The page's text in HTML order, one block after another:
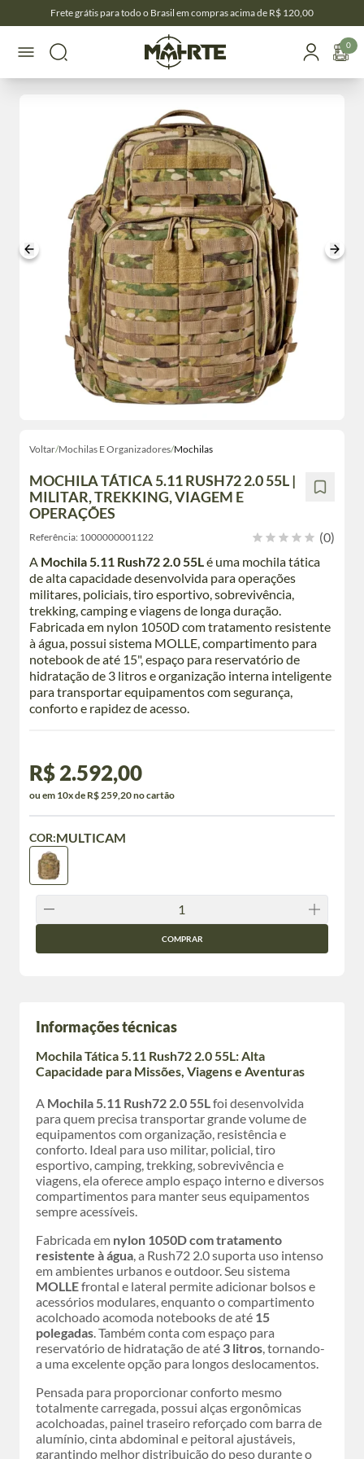
Frete grátis para todo o Brasil em compras acima de R$ 120,00
0
Voltar/Mochilas E Organizadores/Mochilas
MOCHILA TÁTICA 5.11 RUSH72 2.0 55L |
MILITAR, TREKKING, VIAGEM E
OPERAÇÕES
Referência: 1000000001122
(0)
A Mochila 5.11 Rush72 2.0 55Lé uma mochila tática
de alta capacidade desenvolvida para operações
militares, policiais, tiro esportivo, sobrevivência,
trekking, camping e viagens de longa duração.
Fabricada em nylon 1050D com tratamento resistente
à água, possui sistema MOLLE, compartimento para
notebook de até 15", espaço para reservatório de
hidratação de 3 litros e organização interna inteligente
para transportar equipamentos com segurança,
conforto e rapidez de acesso.
R$ 2.592,00
ou em 10x de R$ 259,20 no cartão
COR:MULTICAM
COMPRAR
Informações técnicas
Mochila Tática 5.11 Rush72 2.0 55L: Alta
Capacidade para Missões, Viagens e Aventuras
A Mochila 5.11 Rush72 2.0 55Lfoi desenvolvida
para quem precisa transportar grande volume de
equipamentos com organização, resistência e
conforto. Ideal para uso militar, policial, tiro
esportivo, camping, trekking, sobrevivência e
viagens, ela oferece amplo espaço interno e diversos
compartimentos para manter seus equipamentos
sempre acessíveis.
Fabricada em nylon 1050D com tratamento
resistente à água, a Rush72 2.0 suporta uso intenso
em ambientes urbanos e outdoor. Seu sistema
MOLLEfrontal e lateral permite adicionar bolsos e
acessórios modulares, enquanto o compartimento
acolchoado acomoda notebooks de até 15
polegadas. Também conta com espaço para
reservatório de hidratação de até 3 litros, tornando-
a uma excelente opção para longos deslocamentos.
Pensada para proporcionar conforto mesmo
totalmente carregada, possui alças ergonômicas
acolchoadas, painel traseiro reforçado com barra de
alumínio, cinta abdominal e peitoral ajustáveis,
garantindo melhor distribuição do peso durante o